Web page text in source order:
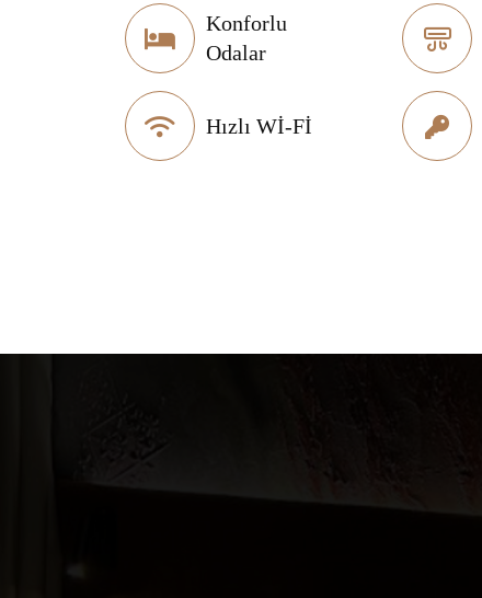
Konforlu
Odalar
Hızlı Wİ-Fİ